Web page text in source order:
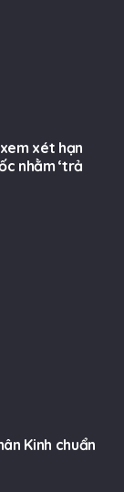
xét hạn
nhằm ‘trả
Kinh chuẩn